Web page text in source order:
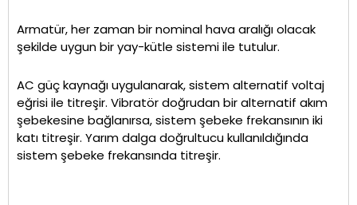
Armatür, her zaman bir nominal hava aralığı olacak
şekilde uygun bir yay-kütle sistemi ile tutulur.
AC güç kaynağı uygulanarak, sistem alternatif voltaj
eğrisi ile titreşir. Vibratör doğrudan bir alternatif akım
şebekesine bağlanırsa, sistem şebeke frekansının iki
katı titreşir. Yarım dalga doğrultucu kullanıldığında
sistem şebeke frekansında titreşir.